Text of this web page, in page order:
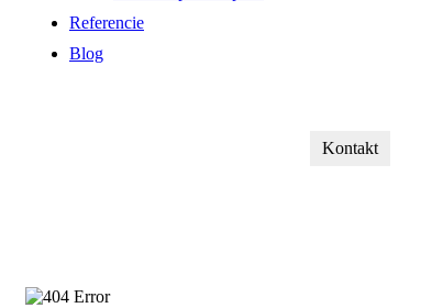
Referencie
Blog
Kontakt